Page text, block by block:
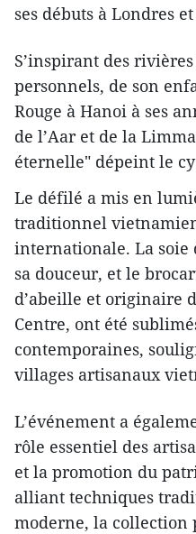
ses débuts à Londres
S’inspirant des
personnels, de son
Rouge à Hanoi à ses
de l’Aar et de la
éternelle" dépeint le
Le défilé a mis en
traditionnel
internationale. La soie
sa douceur, et le
d’abeille et originaire
Centre, ont été
contemporaines,
villages artisanaux
L’événement a
rôle essentiel des
et la promotion du
alliant techniques
moderne, la collection